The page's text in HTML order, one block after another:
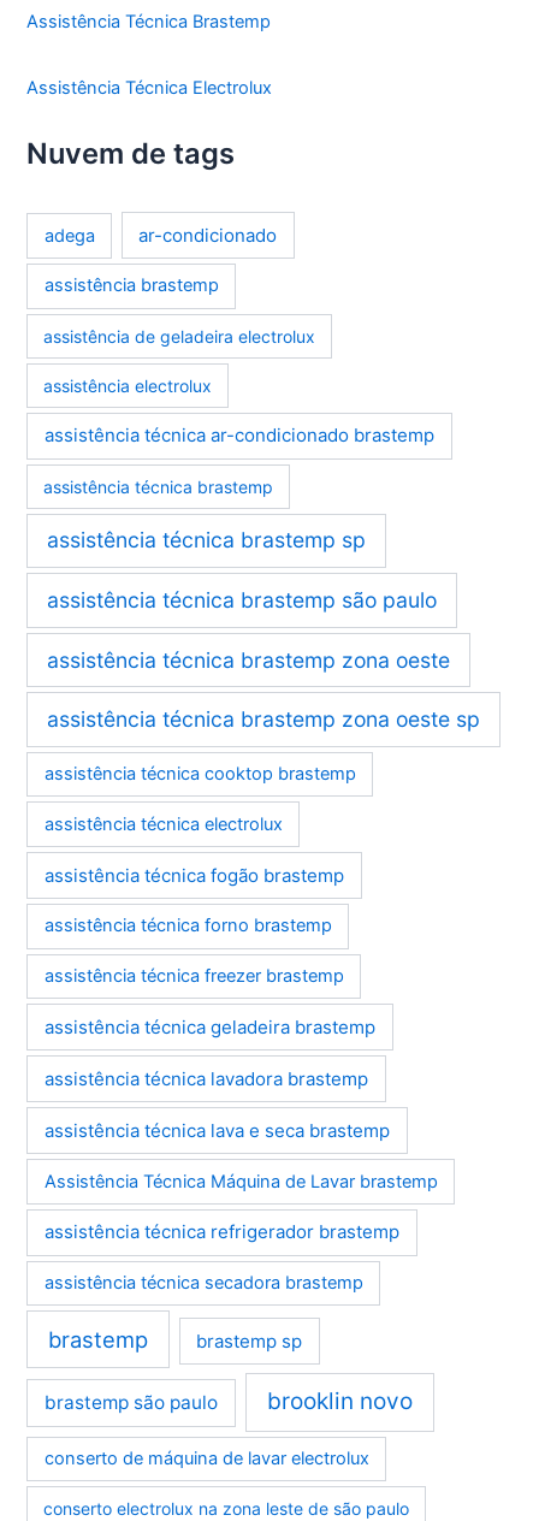
Assistência Técnica Brastemp
Assistência Técnica Electrolux
Nuvem de tags
adega ar-condicionado
assistência brastemp
assistência de geladeira electrolux
assistência electrolux
assistência técnica ar-condicionado brastemp
assistência técnica brastemp
assistência técnica brastemp sp
assistência técnica brastemp são paulo
assistência técnica brastemp zona oeste
assistência técnica brastemp zona oeste sp
assistência técnica cooktop brastemp
assistência técnica electrolux
assistência técnica fogão brastemp
assistência técnica forno brastemp
assistência técnica freezer brastemp
assistência técnica geladeira brastemp
assistência técnica lavadora brastemp
assistência técnica lava e seca brastemp
Assistência Técnica Máquina de Lavar brastemp
assistência técnica refrigerador brastemp
assistência técnica secadora brastemp
brastemp brastemp sp
brastemp são paulo brooklin novo
conserto de máquina de lavar electrolux
conserto electrolux na zona leste de são paulo